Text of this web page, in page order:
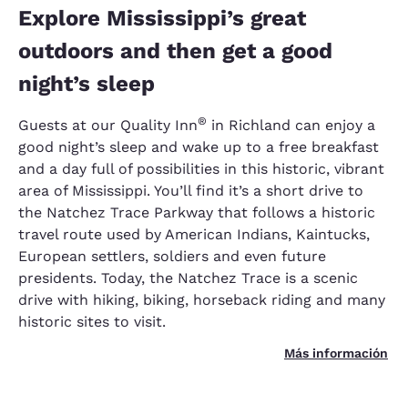
Explore Mississippi’s great
outdoors and then get a good
night’s sleep
Guests at our Quality Inn® in Richland can enjoy a
good night’s sleep and wake up to a free breakfast
and a day full of possibilities in this historic, vibrant
area of Mississippi. You’ll find it’s a short drive to
the Natchez Trace Parkway that follows a historic
travel route used by American Indians, Kaintucks,
European settlers, soldiers and even future
presidents. Today, the Natchez Trace is a scenic
drive with hiking, biking, horseback riding and many
historic sites to visit.
Más información